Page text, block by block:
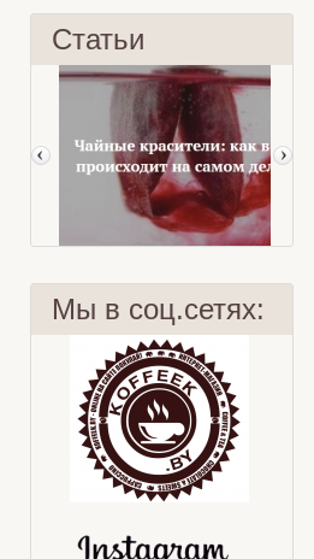
Статьи
Чай и красители?
Мы в соц.сетях: